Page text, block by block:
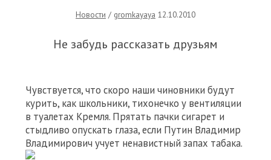
Новости / gromkayaya 12.10.2010
Не забудь рассказать друзьям
Чувствуется, что скоро наши чиновники будут
курить, как школьники, тихонечко у вентиляции
в туалетах Кремля. Прятать пачки сигарет и
стыдливо опускать глаза, если Путин Владимир
Владимирович учует ненавистный запах табака.